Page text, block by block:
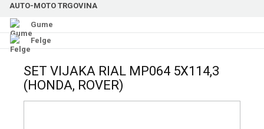
Katalog rezervnih dijelova
AUTO-MOTO TRGOVINA
Gume
Felge
SET VIJAKA RIAL MP064 5X114,3
(HONDA, ROVER)